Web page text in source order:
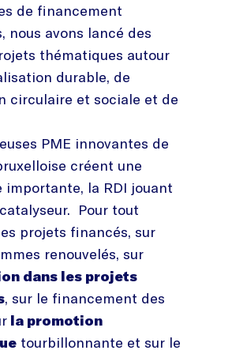
de financement
nous avons lancé des
thématiques autour
durable, de
circulaire et sociale et de
PME innovantes de
créent une
importante, la RDI jouant
Pour tout
projets financés, sur
renouvelés, sur
dans les projets
, sur le financement des
la promotion
tourbillonnante et sur le